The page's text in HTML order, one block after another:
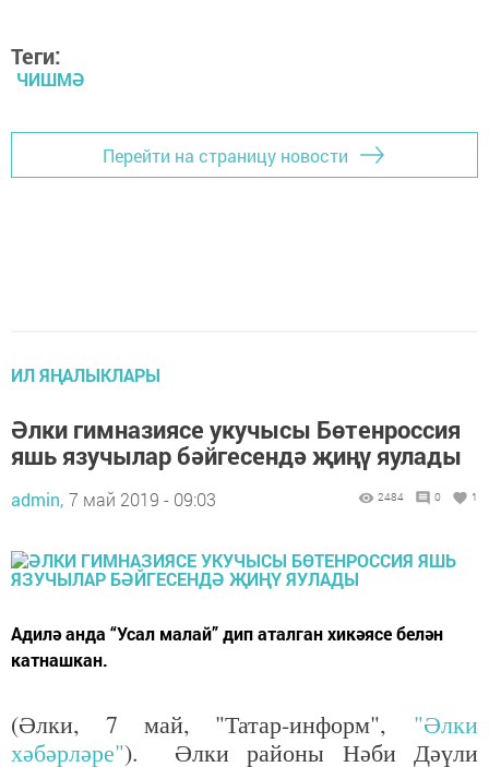
Теги:
ЧИШМӘ
Перейти на страницу новости
ИЛ ЯҢАЛЫКЛАРЫ
Әлки гимназиясе укучысы Бөтенроссия
яшь язучылар бәйгесендә җиңү яулады
admin, 7 май 2019 - 09:03 2484 0 1
Адилә анда “Усал малай” дип аталган хикәясе белән
катнашкан.
(Әлки, 7 май, "Татар-информ", "Әлки
хәбәрләре"). Әлки районы Нәби Дәүли